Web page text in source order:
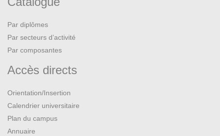
Par diplômes
Par secteurs d’activité
Par composantes
Accès directs
Orientation/Insertion
Calendrier universitaire
Plan du campus
Annuaire